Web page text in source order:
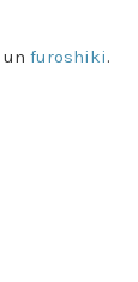
furoshiki.